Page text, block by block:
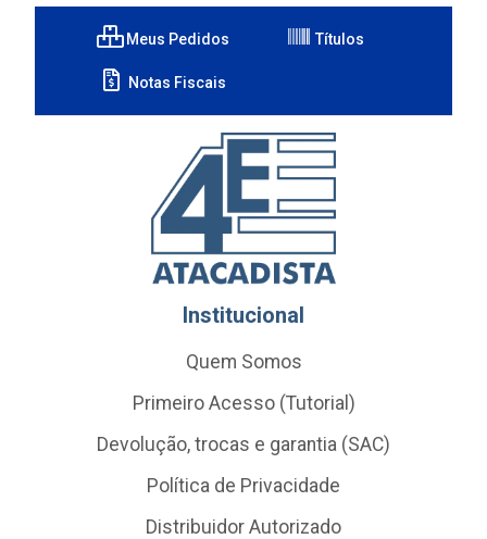
Meus Pedidos Títulos
Notas Fiscais
Institucional
Quem Somos
Primeiro Acesso (Tutorial)
Devolução, trocas e garantia (SAC)
Política de Privacidade
Distribuidor Autorizado